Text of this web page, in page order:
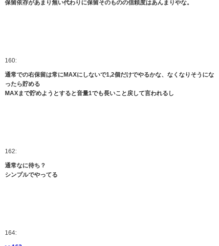
保留依存があまり無い代わりに保留そのものの信頼度はあんまりやな。
160:
通常での右保留は常にMAXにしないで1,2個だけでやるかな、なくなりそうにな
ったら貯める
MAXまで貯めようとすると音量1でも長いこと戻して言われるし
162:
通常なに待ち？
シンプルでやってる
164: